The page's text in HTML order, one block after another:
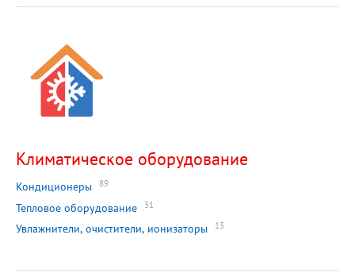
Климатическое оборудование
Кондиционеры 89
Тепловое оборудование 31
Увлажнители, очистители, ионизаторы 13